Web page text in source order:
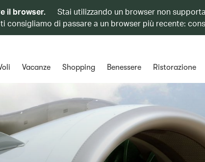
il browser.
Stai utilizzando un browser non
consigliamo di passare a un browser più recente:
Vacanze Shopping Benessere Ristorazione